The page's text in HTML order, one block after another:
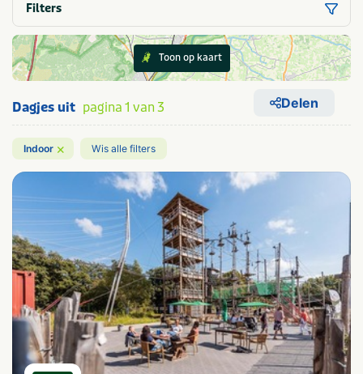
Filters
Toon op kaart
Dagjes uit pagina 1 van 3 Delen
Indoor × Wis alle filters